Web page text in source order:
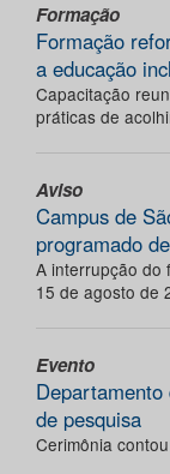
Formação
Formação
a educação
Capacitação
práticas de
Aviso
Campus de
programado
A interrupção do
15 de agosto de
Evento
Departamento
de pesquisa
Cerimônia